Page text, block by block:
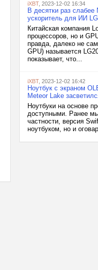
iXBT, 2023-12-02 16:34
В десятки раз слабее
ускоритель для ИИ
Китайская компания
процессоров, но и
правда, далеко не
GPU) называется
показывает, что...
iXBT, 2023-12-02 16:42
Ноутбук с экраном
Meteor Lake
Ноутбуки на основе
доступными. Ранее
частности, версия
ноутбуком, но и